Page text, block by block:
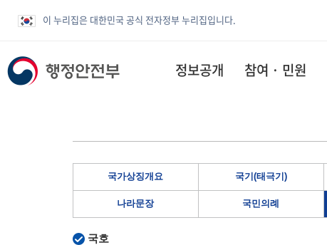
이 누리집은 대한민국 공식 전자정부 누리집입니다.
정보공개 참여 · 민원
국가상징개요 국기(태극기)
나라문장 국민의례
국호